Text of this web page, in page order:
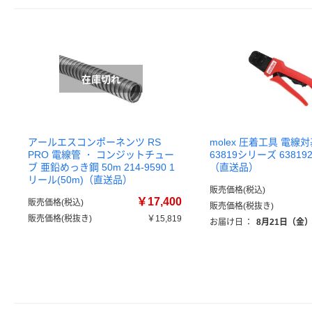
アールエスコンポーネンツ RS
PRO 電線管 ・ コンジットチュー
ブ 亜鉛めっき鋼 50m 214-9590 1
リール(50m)（直送品）
販売価格(税込) ￥17,400
販売価格(税抜き) ￥15,819
molex 圧着工具 電線
63819シリーズ
（直送品）
販売価格(税込)
販売価格(税抜き)
お届け日
： 8月21日（金